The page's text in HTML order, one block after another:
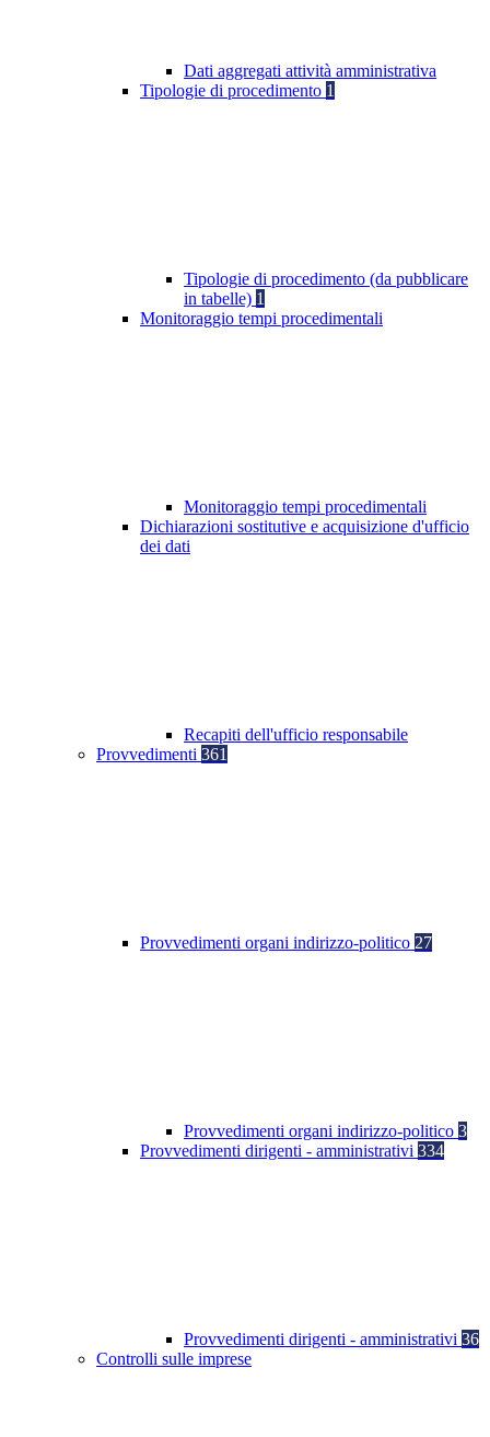
Dati aggregati attività amministrativa
Tipologie di procedimento 1
Tipologie di procedimento (da pubblicare
in tabelle) 1
Monitoraggio tempi procedimentali
Monitoraggio tempi procedimentali
Dichiarazioni sostitutive e acquisizione d'ufficio
dei dati
Recapiti dell'ufficio responsabile
Provvedimenti 361
Provvedimenti organi indirizzo-politico 27
Provvedimenti organi indirizzo-politico 3
Provvedimenti dirigenti - amministrativi 334
Provvedimenti dirigenti - amministrativi 36
Controlli sulle imprese